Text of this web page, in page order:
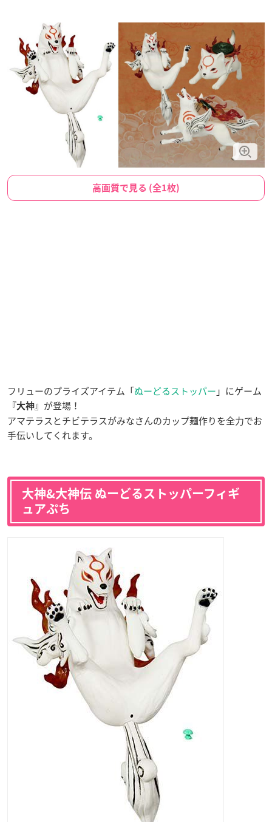
高画質で見る (全1枚)
フリューのプライズアイテム「ぬーどるストッパー 」にゲーム
『大神』が登場！
アマテラスとチビテラスがみなさんのカップ麺作りを全力でお
手伝いしてくれます。
大神&大神伝 ぬーどるストッパーフィギ
ュアぷち